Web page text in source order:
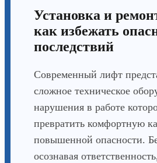
Установка и
как избежать
последствий
Современный лифт
сложное техническое
нарушения в работе
превратить комфортную
повышенной опасности.
осознавая